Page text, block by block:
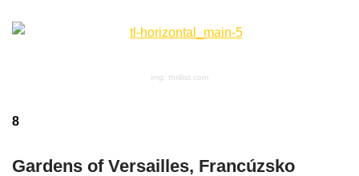
img: thrillist.com
8
Gardens of Versailles, Francúzsko